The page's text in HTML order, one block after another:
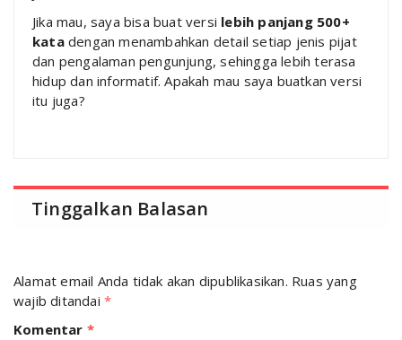
Jika mau, saya bisa buat versi lebih panjang 500+
katadengan menambahkan detail setiap jenis pijat
dan pengalaman pengunjung, sehingga lebih terasa
hidup dan informatif. Apakah mau saya buatkan versi
itu juga?
Tinggalkan Balasan
Alamat email Anda tidak akan dipublikasikan. Ruas yang
wajib ditandai *
Komentar *